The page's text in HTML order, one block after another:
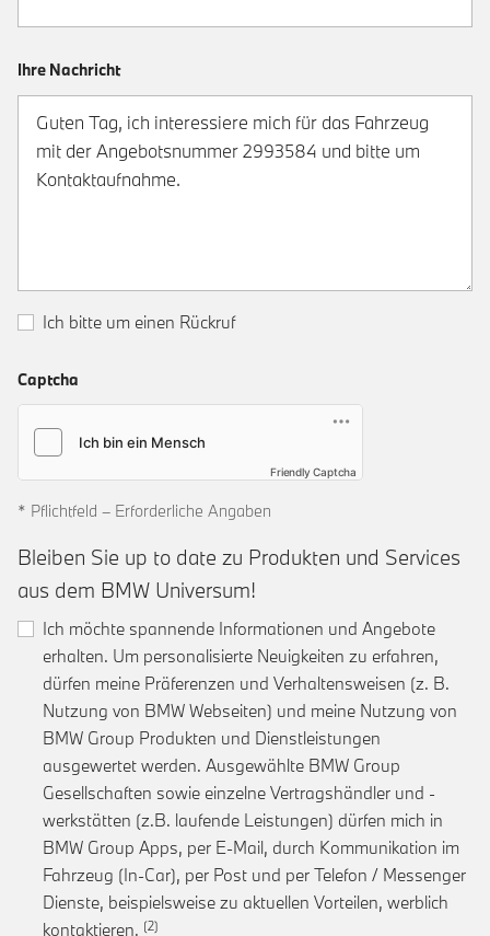
Ihre Nachricht
Ich bitte um einen Rückruf
Captcha
Friendly Captcha
* Pflichtfeld – Erforderliche Angaben
Bleiben Sie up to date zu Produkten und Services
aus dem BMW Universum!
Ich möchte spannende Informationen und Angebote
erhalten. Um personalisierte Neuigkeiten zu erfahren,
dürfen meine Präferenzen und Verhaltensweisen (z. B.
Nutzung von BMW Webseiten) und meine Nutzung von
BMW Group Produkten und Dienstleistungen
ausgewertet werden. Ausgewählte BMW Group
Gesellschaften sowie einzelne Vertragshändler und -
werkstätten (z.B. laufende Leistungen) dürfen mich in
BMW Group Apps, per E-Mail, durch Kommunikation im
Fahrzeug (In-Car), per Post und per Telefon / Messenger
Dienste, beispielsweise zu aktuellen Vorteilen, werblich
kontaktieren. Link zur Fußnote: Einwilligung zur